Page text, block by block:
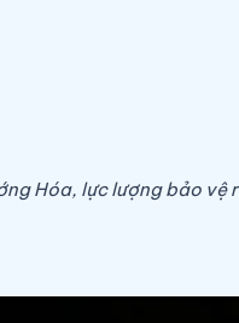
Hóa, lực lượng bảo vệ